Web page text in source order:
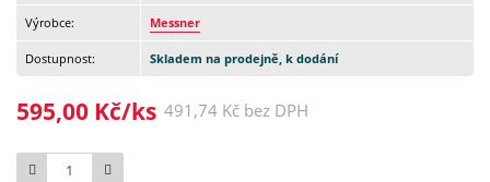
Výrobce: Messner
Dostupnost: Skladem na prodejně, k dodání
595,00 Kč/ks 491,74 Kč bez DPH
Počet